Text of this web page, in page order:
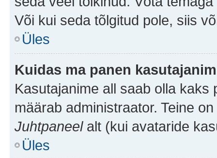
Või kui seda tõlgitud pole, siis
Üles
Kuidas ma panen
Kasutajanime all saab olla kaks
määrab administraator. Teine
Juhtpaneelalt (kui avataride
Üles